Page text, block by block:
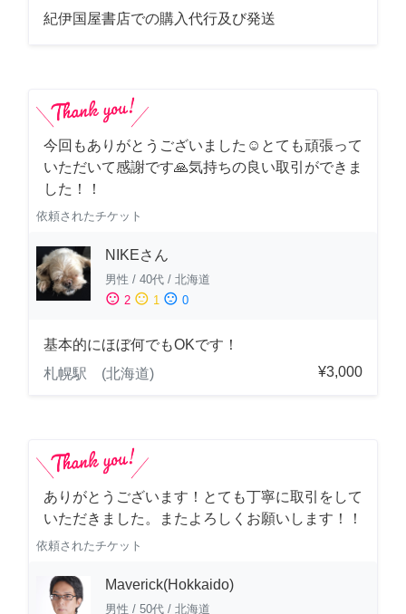
紀伊国屋書店での購入代行及び発送
今回もありがとうございました☺️とても頑張って
いただいて感謝です🙏気持ちの良い取引ができま
した！！
依頼されたチケット
NIKEさん
男性 / 40代 / 北海道
sentiment_satisfied 2 sentiment_neutral 1 sentiment_dissatisfied 0
基本的にほぼ何でもOKです！
札幌駅 (北海道)
¥3,000
ありがとうございます！とても丁寧に取引をして
いただきました。またよろしくお願いします！！
依頼されたチケット
Maverick(Hokkaido)
男性 / 50代 / 北海道